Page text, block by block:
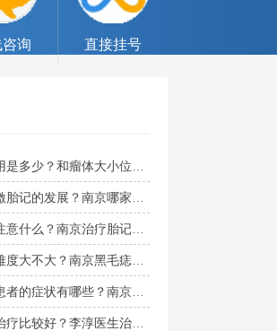
询 直接挂号
小位置有关吗？南京胎记医院排名靠前的有哪些？
展？南京哪家医院可以治胎记？
南京治疗胎记哪个公立医院好？
大？南京黑毛痣医院哪个好？
哪些？南京血管瘤专科医院在哪里？
好？李淳医生治疗胎记怎么样？